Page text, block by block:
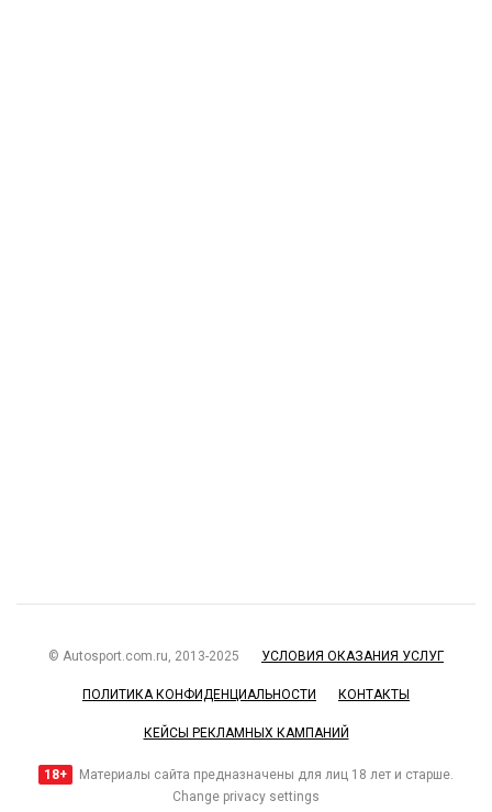
© Autosport.com.ru, 2013-2025 УСЛОВИЯ ОКАЗАНИЯ УСЛУГ
ПОЛИТИКА КОНФИДЕНЦИАЛЬНОСТИ КОНТАКТЫ
КЕЙСЫ РЕКЛАМНЫХ КАМПАНИЙ
18+
Материалы сайта предназначены для лиц 18 лет и старше.
Change privacy settings